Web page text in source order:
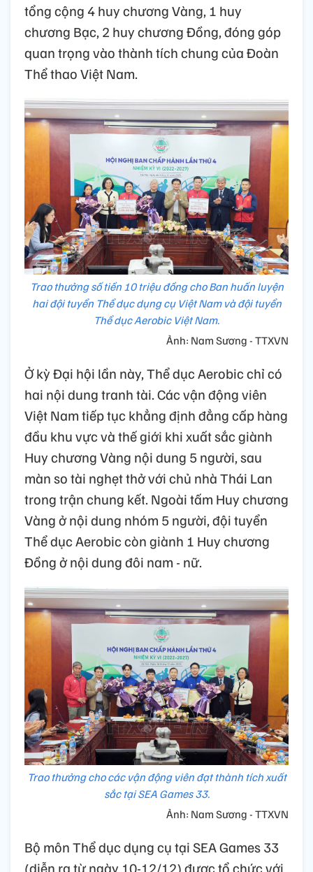
tổng cộng 4 huy chương Vàng, 1 huy
chương Bạc, 2 huy chương Đồng, đóng góp
quan trọng vào thành tích chung của Đoàn
Thể thao Việt Nam.
Trao thưởng số tiền 10 triệu đồng cho Ban huấn luyện
hai đội tuyển Thể dục dụng cụ Việt Nam và đội tuyển
Thể dục Aerobic Việt Nam.
Ảnh: Nam Sương - TTXVN
Ở kỳ Đại hội lần này, Thể dục Aerobic chỉ có
hai nội dung tranh tài. Các vận động viên
Việt Nam tiếp tục khẳng định đẳng cấp hàng
đầu khu vực và thế giới khi xuất sắc giành
Huy chương Vàng nội dung 5 người, sau
màn so tài nghẹt thở với chủ nhà Thái Lan
trong trận chung kết. Ngoài tấm Huy chương
Vàng ở nội dung nhóm 5 người, đội tuyển
Thể dục Aerobic còn giành 1 Huy chương
Đồng ở nội dung đôi nam - nữ.
Trao thưởng cho các vận động viên đạt thành tích xuất
sắc tại SEA Games 33.
Ảnh: Nam Sương - TTXVN
Bộ môn Thể dục dụng cụ tại SEA Games 33
(diễn ra từ ngày 10-12/12) được tổ chức với